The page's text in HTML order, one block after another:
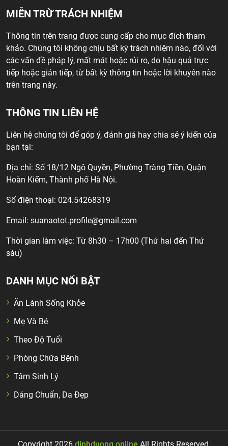
MIỄN TRỪ TRÁCH NHIỆM
Thông tin trên trang được cung cấp cho mục đích tham
khảo. Chúng tôi không chịu bất kỳ trách nhiệm nào, đối với
các vấn đề pháp lý, mất mát hoặc rủi ro, do hậu quả trực
tiếp hoặc gián tiếp, từ bất kỳ thông tin hoặc lời khuyên nào
trên trang này.
THÔNG TIN LIÊN HỆ
Liên hệ chúng tôi để góp ý, đánh giá hay chia sẻ ý kiến của
bạn tại:
Địa chỉ: Số 18/12 Ngô Quyền, Phường Tràng Tiền, Quận
Hoàn Kiếm, Thành phố Hà Nội.
Số điện thoại: 024.54268319
Email: suanaotot.profile@gmail.com
Thời gian làm việc: Từ 8h30 – 17h00 (Thứ hai đến Thứ
sáu)
DANH MỤC NỔI BẬT
Ăn Lành Sống Khỏe
Mẹ Và Bé
Theo Độ Tuổi
Phòng Chữa Bệnh
Tâm Sinh Lý
Dáng Chuẩn, Da Đẹp
Copyright 2026 dinhduong.online All Rights Reserved.